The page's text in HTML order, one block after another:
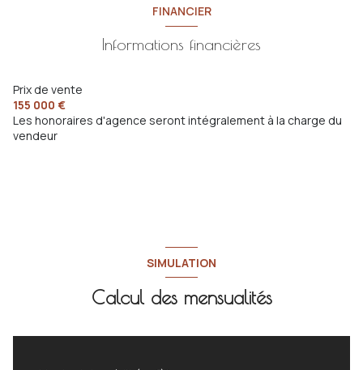
chambre
FINANCIER
Informations financières
Prix de vente
155 000 €
Les honoraires d'agence seront intégralement à la charge du
vendeur
SIMULATION
Calcul des mensualités